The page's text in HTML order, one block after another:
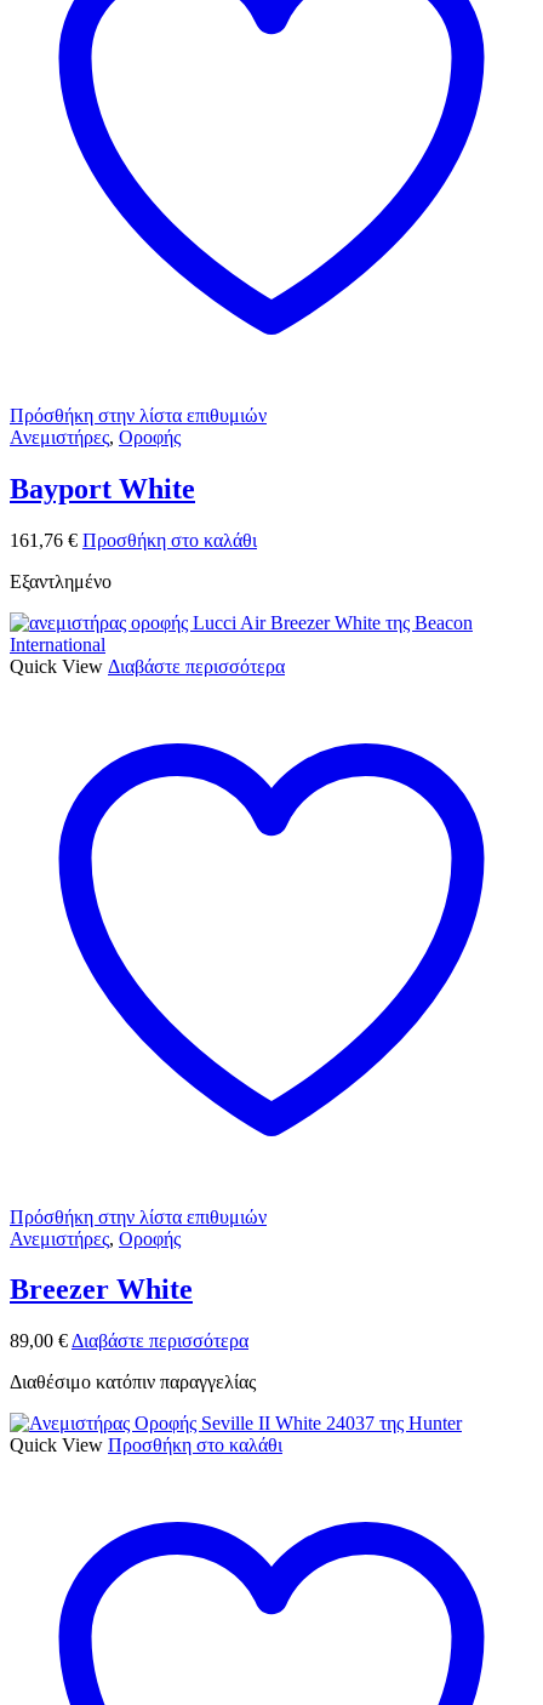
Πρόσθήκη στην λίστα επιθυμιών
Ανεμιστήρες, Οροφής
Bayport White
161,76 € Προσθήκη στο καλάθι
Εξαντλημένο
Quick View Διαβάστε περισσότερα
Πρόσθήκη στην λίστα επιθυμιών
Ανεμιστήρες, Οροφής
Breezer White
89,00 € Διαβάστε περισσότερα
Διαθέσιμο κατόπιν παραγγελίας
Quick View Προσθήκη στο καλάθι